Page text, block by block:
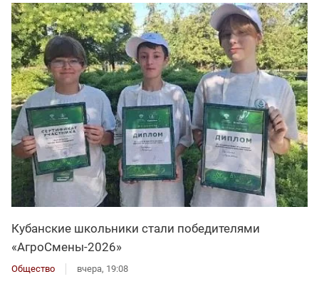
Кубанские школьники стали победителями
«АгроСмены-2026»
Общество вчера, 19:08